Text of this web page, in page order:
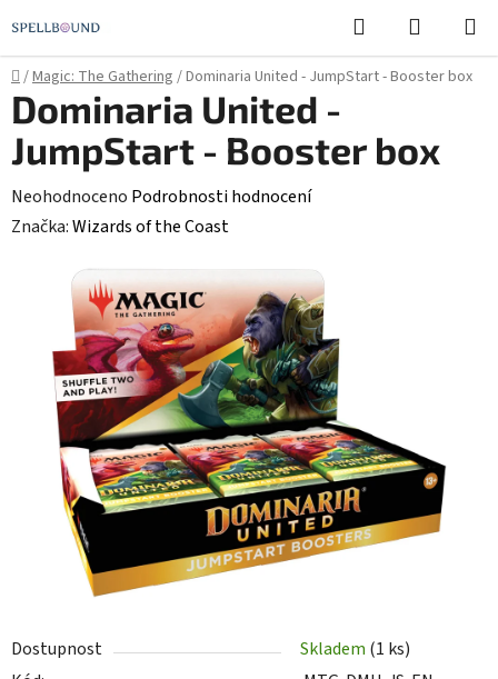
na
obsah
Hledat
KOŠÍK
Domů
/Magic: The Gathering /Dominaria United - JumpStart - Booster box
Dostupnost Skladem (1 ks)
Dominaria United -
JumpStart - Booster box
Průměrné
hodnocení
hvězdiček.
Neohodnoceno Podrobnosti hodnocení
Značka:Wizards of the Coast